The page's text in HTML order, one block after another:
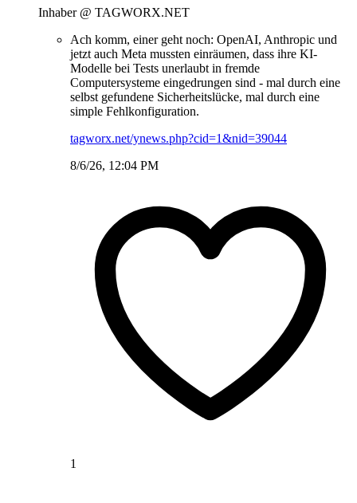
Inhaber @ TAGWORX.NET
Ach komm, einer geht noch: OpenAI, Anthropic und
jetzt auch Meta mussten einräumen, dass ihre KI-
Modelle bei Tests unerlaubt in fremde
Computersysteme eingedrungen sind - mal durch eine
selbst gefundene Sicherheitslücke, mal durch eine
simple Fehlkonfiguration.
tagworx.net/ynews.php?cid=1&nid=39044
8/6/26, 12:04 PM
1